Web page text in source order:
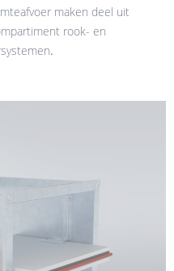
maken deel uit
rook- en
.